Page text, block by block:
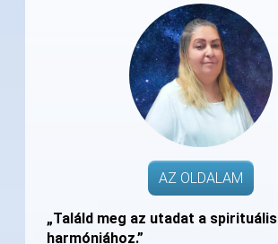
AZ OLDALAM
„Találd meg az utadat a spirituális
harmóniához.”